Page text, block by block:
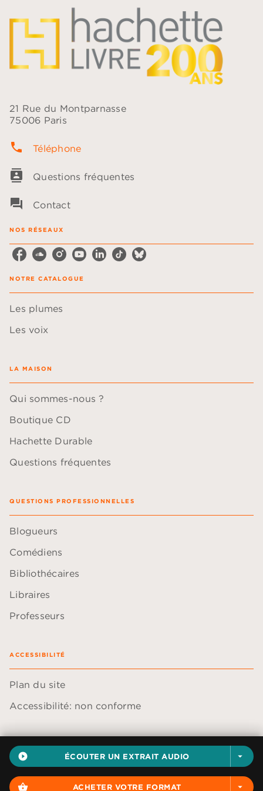
play_circle_filled ÉCOUTER UN EXTRAIT AUDIO arrow_drop_down
shopping_basket ACHETER VOTRE FORMAT arrow_drop_down
21 Rue du Montparnasse
75006 Paris
phone Téléphone
contacts Questions fréquentes
question_answer Contact
NOS RÉSEAUX
NOTRE CATALOGUE
Les plumes
Les voix
LA MAISON
Qui sommes-nous ?
Boutique CD
Hachette Durable
Questions fréquentes
QUESTIONS PROFESSIONNELLES
Blogueurs
Comédiens
Bibliothécaires
Libraires
Professeurs
ACCESSIBILITÉ
Plan du site
Accessibilité: non conforme
Données personnelles
Paramétrer vos cookies